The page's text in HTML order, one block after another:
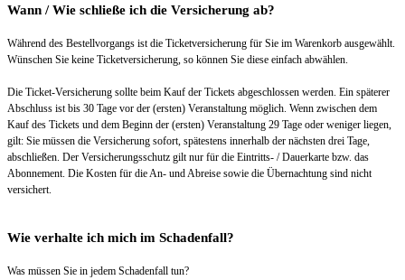
Wann / Wie schließe ich die Versicherung ab?
Während des Bestellvorgangs ist die Ticketversicherung für Sie im Warenkorb ausgewählt.
Wünschen Sie keine Ticketversicherung, so können Sie diese einfach abwählen.
Die Ticket-Versicherung sollte beim Kauf der Tickets abgeschlossen werden. Ein späterer
Abschluss ist bis 30 Tage vor der (ersten) Veranstaltung möglich. Wenn zwischen dem
Kauf des Tickets und dem Beginn der (ersten) Veranstaltung 29 Tage oder weniger liegen,
gilt: Sie müssen die Versicherung sofort, spätestens innerhalb der nächsten drei Tage,
abschließen. Der Versicherungsschutz gilt nur für die Eintritts- / Dauerkarte bzw. das
Abonnement. Die Kosten für die An- und Abreise sowie die Übernachtung sind nicht
versichert.
Wie verhalte ich mich im Schadenfall?
Was müssen Sie in jedem Schadenfall tun?